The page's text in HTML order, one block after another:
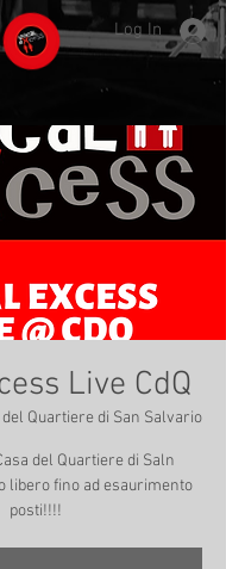
Log In
Live CdQ
del Quartiere di San Salvario
del Quartiere di Saln
libero fino ad esaurimento
posti!!!!